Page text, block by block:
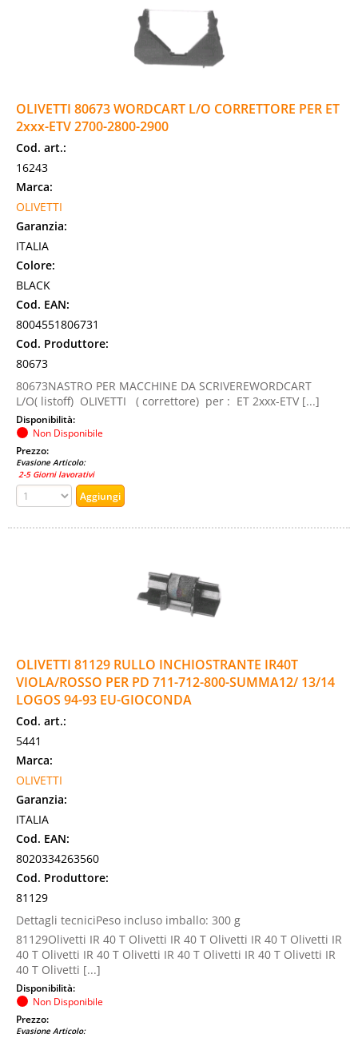
OLIVETTI 80673 WORDCART L/O CORRETTORE PER ET
2xxx-ETV 2700-2800-2900
Cod. art.:
16243
Marca:
OLIVETTI
Garanzia:
ITALIA
Colore:
BLACK
Cod. EAN:
8004551806731
Cod. Produttore:
80673
80673NASTRO PER MACCHINE DA SCRIVEREWORDCART
L/O( listoff) OLIVETTI ( correttore) per : ET 2xxx-ETV [...]
Disponibilità:
Non Disponibile
Prezzo:
Evasione Articolo:
2-5 Giorni lavorativi
OLIVETTI 81129 RULLO INCHIOSTRANTE IR40T
VIOLA/ROSSO PER PD 711-712-800-SUMMA12/ 13/14
LOGOS 94-93 EU-GIOCONDA
Cod. art.:
5441
Marca:
OLIVETTI
Garanzia:
ITALIA
Cod. EAN:
8020334263560
Cod. Produttore:
81129
Dettagli tecniciPeso incluso imballo: 300 g
81129Olivetti IR 40 T Olivetti IR 40 T Olivetti IR 40 T Olivetti IR
40 T Olivetti IR 40 T Olivetti IR 40 T Olivetti IR 40 T Olivetti IR
40 T Olivetti [...]
Disponibilità:
Non Disponibile
Prezzo:
Evasione Articolo: